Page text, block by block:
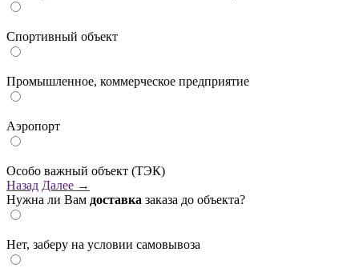
Спортивный объект
Промышленное, коммерческое предприятие
Аэропорт
Особо важный объект (ТЭК)
Назад Далее →
Нужна ли Вам доставка заказа до объекта?
Нет, заберу на условии самовывоза